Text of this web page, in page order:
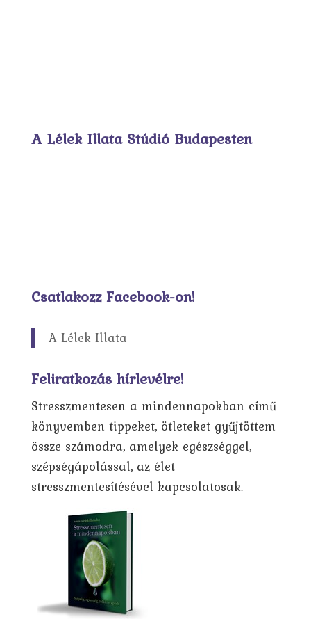
A Lélek Illata Stúdió Budapesten
Csatlakozz Facebook-on!
A Lélek Illata
Feliratkozás hírlevélre!
Stresszmentesen a mindennapokban című
könyvemben tippeket, ötleteket gyűjtöttem
össze számodra, amelyek egészséggel,
szépségápolással, az élet
stresszmentesítésével kapcsolatosak.